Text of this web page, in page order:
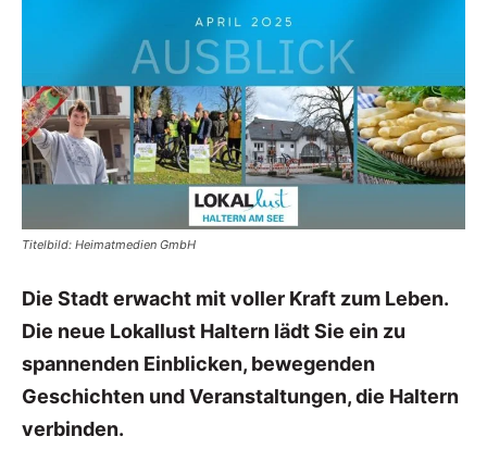
Titelbild: Heimatmedien GmbH
Die Stadt erwacht mit voller Kraft zum Leben.
Die neue Lokallust Haltern lädt Sie ein zu
spannenden Einblicken, bewegenden
Geschichten und Veranstaltungen, die Haltern
verbinden.